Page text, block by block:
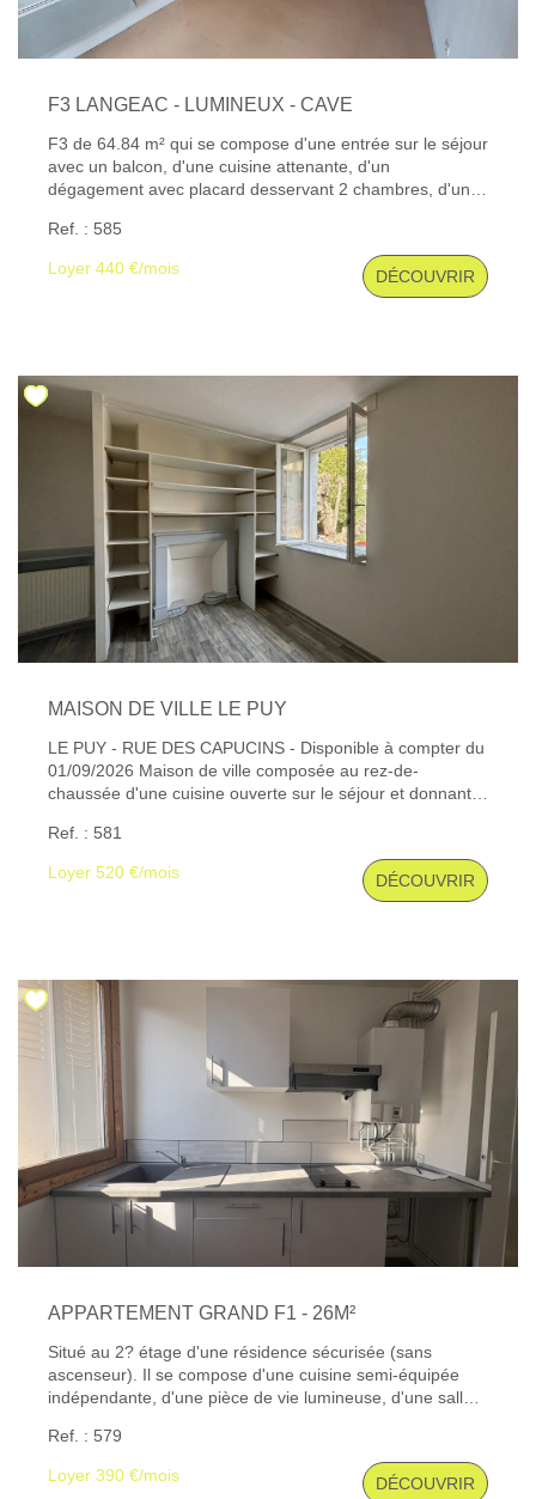
F3 LANGEAC - LUMINEUX - CAVE
F3 de 64.84 m² qui se compose d'une entrée sur le séjour
avec un balcon, d'une cuisine attenante, d'un
dégagement avec placard desservant 2 chambres, d'une
individuel électrique. Charges mensuelles : Entretien des
parties commune, Eau, Taxe ordures ménagères
Possibilité de louer un garage 40€ / mois « Consultez
l'ensemble de nos biens disponibles sur notre site internet
gestion locative, transaction, vente, assurance, estimation
de biens et syndic de copropriété sur Le Puy et ses
alentours.'' Les informations sur les risques auxquels ce
bien est exposé sont disponibles sur le site Géorisques :
www. georisques. gouv. fr
Ref. : 585
Loyer 440 €/mois DÉCOUVRIR
MAISON DE VILLE LE PUY
LE PUY - RUE DES CAPUCINS - Disponible à compter du
01/09/2026 Maison de ville composée au rez-de-
chaussée d'une cuisine ouverte sur le séjour et donnant
deux chambres, au dernier niveau une chambre
mansardée. Chauffage individuel gaz par radiateurs.
Visite possible sur dossier à partir du 18/08 Les
informations sur les risques auxquels ce bien est exposé
Ref. : 581
Loyer 520 €/mois DÉCOUVRIR
APPARTEMENT GRAND F1 - 26M²
Situé au 2? étage d'une résidence sécurisée (sans
ascenseur). Il se compose d'une cuisine semi-équipée
indépendante, d'une pièce de vie lumineuse, d'une salle
nombreux espaces de rangement. Le chauffage est
individuel au gaz. Une cave vient compléter ce bien.
Disponible immédiatement. Les informations sur les
Ref. : 579
Loyer 390 €/mois DÉCOUVRIR